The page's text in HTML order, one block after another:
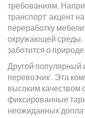
требованиям.
транспорт' акцент
переработку
окружающей среды.
заботится о природе.
Другой популярный
перевозчик'. Эта
высоким качеством
фиксированные
неожиданных